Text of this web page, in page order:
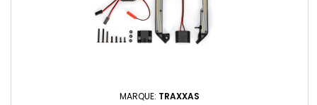
MARQUE: TRAXXAS